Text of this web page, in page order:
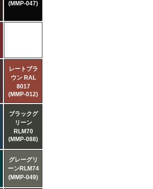
(MMP-047)
レートブラ
ウン RAL
8017
(MMP-012)
ブラックグ
リーン
RLM70
(MMP-088)
グレーグリ
ーンRLM74
(MMP-049)